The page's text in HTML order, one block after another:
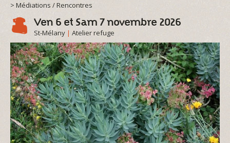
> Médiations / Rencontres
Ven 6 et Sam 7 novembre 2026
St-Mélany | Atelier refuge